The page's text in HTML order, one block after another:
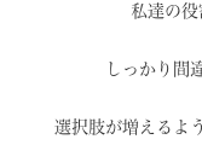
私達の
しっかり間
選択肢が増えるよ